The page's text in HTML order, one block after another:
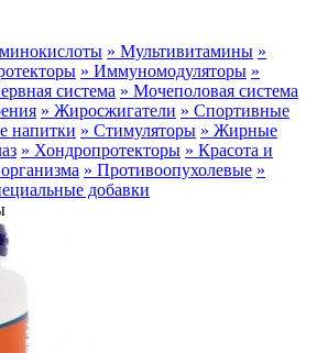
» Мультивитамины »
» Иммуномодуляторы »
система » Мочеполовая система
» Жиросжигатели » Спортивные
напитки » Стимуляторы » Жирные
» Хондропротекторы » Красота и
» Противоопухолевые »
добавки